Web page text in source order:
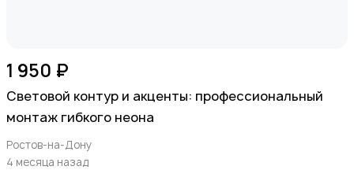
1 950 ₽
Световой контур и акценты: профессиональный
монтаж гибкого неона
Ростов-на-Дону
4 месяца назад